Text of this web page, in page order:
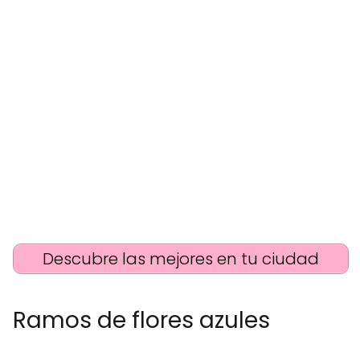
Descubre las mejores en tu ciudad
Ramos de flores azules